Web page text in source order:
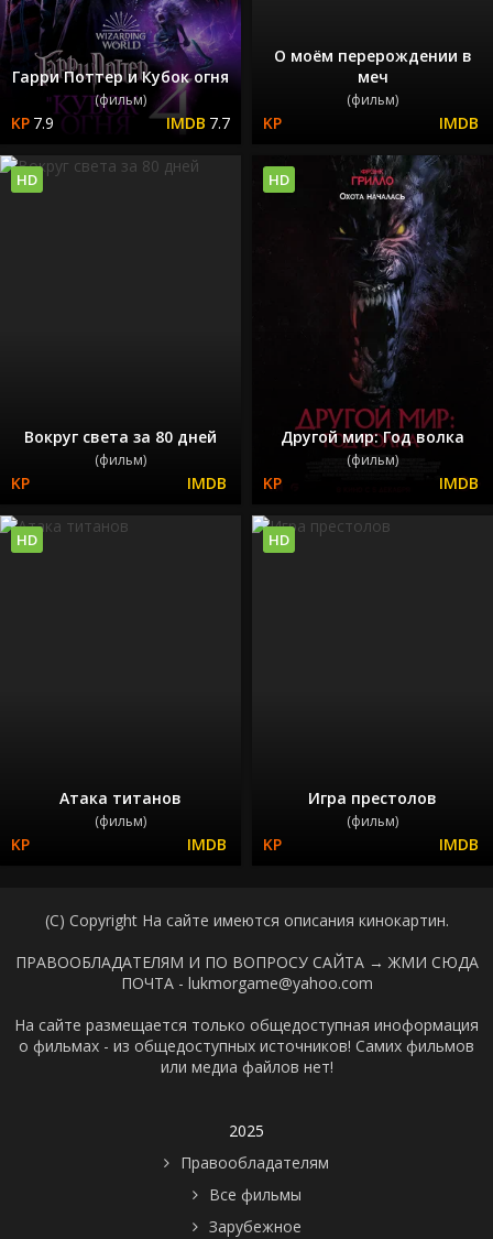
Гарри Поттер и Кубок огня
(фильм)
7.9 7.7
О моём перерождении в
меч
(фильм)
Вокруг света за 80 дней
(фильм)
HD
Другой мир: Год волка
(фильм)
HD
Атака титанов
(фильм)
HD
Игра престолов
(фильм)
HD
(C) Copyright На сайте имеются описания кинокартин.
ПРАВООБЛАДАТЕЛЯМ И ПО ВОПРОСУ САЙТА → ЖМИ СЮДА
ПОЧТА - lukmorgame@yahoo.com
На сайте размещается только общедоступная иноформация
о фильмах - из общедоступных источников! Самих фильмов
или медиа файлов нет!
2025
Правообладателям
Все фильмы
Зарубежное